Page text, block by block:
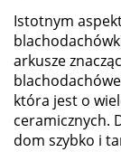
Istotnym
arkusze
która jest o
ceramicznych.
dom szybko i